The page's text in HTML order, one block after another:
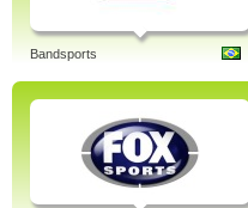
Bandsports